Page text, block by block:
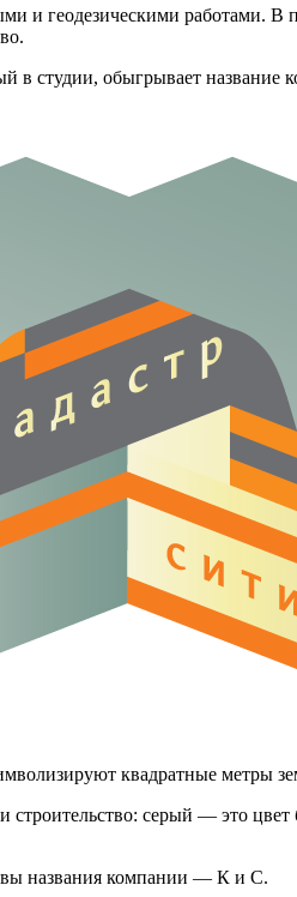
и геодезическими работами.
в студии, обыгрывает название
квадратные метры
серый — это цвет
названия компании — К и С.